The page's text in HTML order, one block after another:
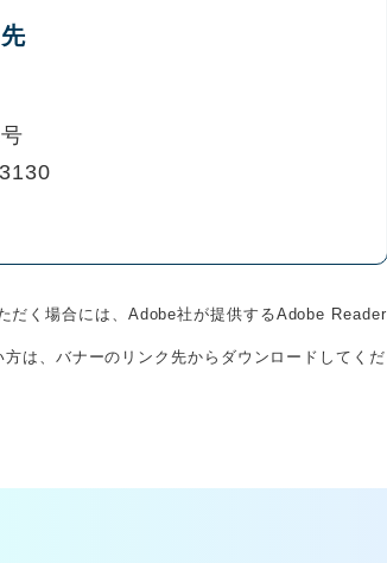
だく場合には、Adobe社が提供するAdobe Reader
は、バナーのリンク先からダウンロードしてくだ